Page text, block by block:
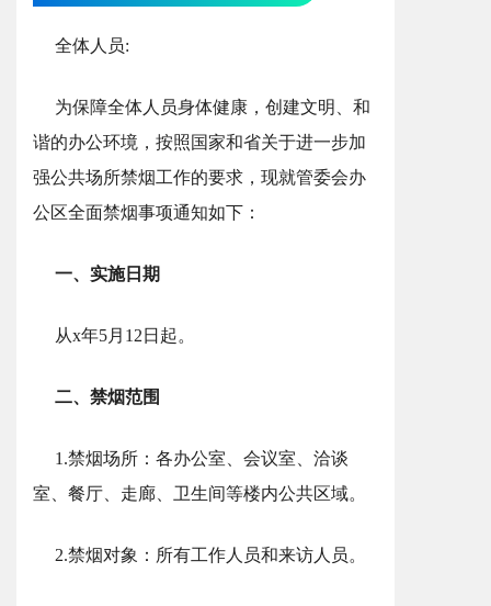
全体人员:
为保障全体人员身体健康，创建文明、和
谐的办公环境，按照国家和省关于进一步加
强公共场所禁烟工作的要求，现就管委会办
公区全面禁烟事项通知如下：
一、实施日期
从x年5月12日起。
二、禁烟范围
1.禁烟场所：各办公室、会议室、洽谈
室、餐厅、走廊、卫生间等楼内公共区域。
2.禁烟对象：所有工作人员和来访人员。